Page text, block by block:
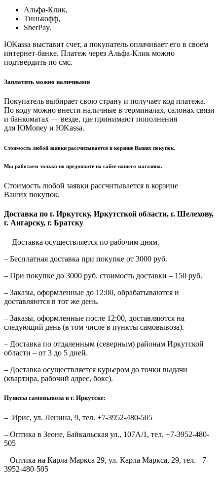
Альфа-Клик,
Тинькофф,
SberPay.
ЮKassa выставит счет, а покупатель оплачивает его в своем
интернет-банке. Платеж через Альфа-Клик можно
подтвердить по смс.
Заплатить можно наличными
Покупатель выбирает свою страну и получает код платежа.
По коду можно внести наличные в терминалах, салонах связи
и банкоматах — везде, где принимают пополнения
для ЮMoney и ЮKassa.
Стоимость любой заявки рассчитывается в корзине Ваших покупок.
Мы работаем только по предоплате на сайте нашего магазина.
Стоимость любой заявки рассчитывается в корзине
Ваших покупок.
Доставка по г. Иркутску, Иркутсткой области, г. Шелехову,
г. Ангарску, г. Братску
– Доставка осуществляется по рабочим дням.
– Бесплатная доставка при покупке от 3000 руб.
– При покупке до 3000 руб. стоимость доставки – 150 руб.
– Заказы, оформленные до 12:00, обрабатываются и
доставляются в тот же день.
– Заказы, оформленные после 12:00, доставляются на
следующий день (в том числе в пункты самовывоза).
– Доставка по отдаленным (северным) районам Иркутской
области – от 3 до 5 дней.
– Доставка осуществляется курьером до точки выдачи
(квартира, рабочий адрес, бокс).
Пункты самовывоза в г. Иркутске:
– Ирис, ул. Ленина, 9, тел. +7-3952-480-505
– Оптика в Зеоне, Байкальская ул., 107А/1, тел. +7-3952-480-
505
– Оптика на Карла Маркса 29, ул. Карла Маркса, 29, тел. +7-
3952-480-505